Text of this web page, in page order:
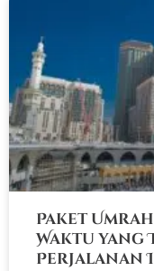
Paket Umrah
Waktu yang
Perjalanan